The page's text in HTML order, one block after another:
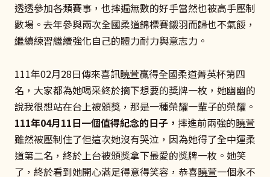
透透參加各類賽事，也摔遍無數的好手當然也被高手壓制
數場。去年參與兩次全國柔道錦標賽鎩羽而歸也不氣餒，
繼續練習繼續強化自己的體力耐力與意志力。
111年02月28日傳來喜訊曉萱贏得全國柔道菁英杯第四
名，大家都為她喝采終於摘下想要的獎牌一枚，她幽幽的
說我很想站在台上被頒獎，那是一種榮耀一輩子的榮耀。
111年04月11日一個值得紀念的日子， 摔進前兩強的曉萱
雖然被壓制住了但這次她沒有哭泣，因為她得了全中運柔
道第二名，終於上台被頒獎拿下最愛的獎牌一枚。她笑
了，終於看到她開心滿足得意得笑容，恭喜曉萱一個永不